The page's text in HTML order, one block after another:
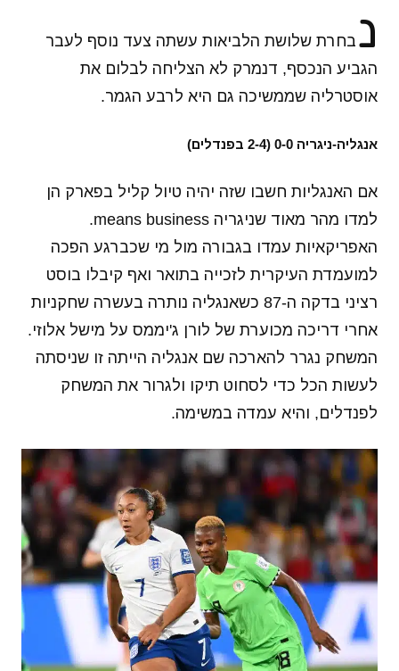
נ בחרת שלושת הלביאות עשתה צעד נוסף לעבר
הגביע הנכסף, דנמרק לא הצליחה לבלום את
אוסטרליה שממשיכה גם היא לרבע הגמר.
אנגליה-ניגריה 0-0 (2-4 בפנדלים)
אם האנגליות חשבו שזה יהיה טיול קליל בפארק הן
למדו מהר מאוד שניגריה means business.
האפריקאיות עמדו בגבורה מול מי שכברגע הפכה
למועמדת העיקרית לזכייה בתואר ואף קיבלו בוסט
רציני בדקה ה-87 כשאנגליה נותרה בעשרה שחקניות
אחרי דריכה מכוערת של לורן ג'יממס על מישל אלוזי.
המשחק נגרר להארכה שם אנגליה הייתה זו שניסתה
לעשות הכל כדי לסחוט תיקו ולגרור את המשחק
לפנדלים, והיא עמדה במשימה.